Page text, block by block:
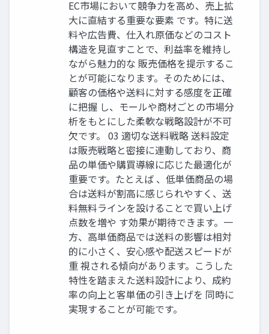
EC市場において競争力を高め、売上拡
大に直結する重要な要素 です。特に送
料や広告費、仕入れ原価などのコスト
構造を見直すことで、利益率を維持し
ながら魅力的な 販売価格を提示するこ
とが可能になります。そのためには、
顧客の価格や送料に対する感度を正確
に把握 し、モールや商材ごとの市場分
析をもとにした柔軟な戦略設計が不可
欠です。 03 適切な送料戦略 送料設定
は販売戦略と密接に連動しており、商
品の単価や購買導線に応じた最適化が
重要です。たとえば 、低単価商品の場
合は送料が割高に感じられやすく、送
料無料ラインを設けることで買い上げ
点数を増や す効果が期待できます。一
方、高単価商品では送料の影響は相対
的に小さく、安心感や配送スピードが
重 視される傾向があります。こうした
特性を踏まえた送料設計により、成約
率の向上と客単価の引き上げを 同時に
実現することが可能です。